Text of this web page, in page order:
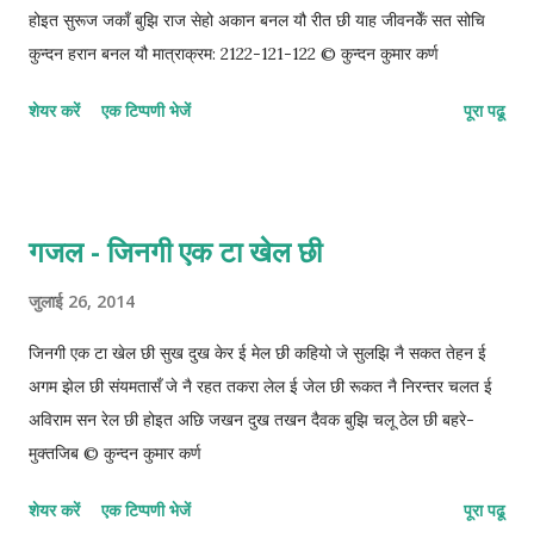
होइत सुरूज जकाँ बुझि राज सेहो अकान बनल यौ रीत छी याह जीवनकेँ सत सोचि
कुन्दन हरान बनल यौ मात्राक्रम: 2122-121-122 © कुन्दन कुमार कर्ण
शेयर करें एक टिप्पणी भेजें पूरा पढू
गजल - जिनगी एक टा खेल छी
जुलाई 26, 2014
जिनगी एक टा खेल छी सुख दुख केर ई मेल छी कहियो जे सुलझि नै सकत तेहन ई
अगम झेल छी संयमतासँ जे नै रहत तकरा लेल ई जेल छी रूकत नै निरन्तर चलत ई
अविराम सन रेल छी होइत अछि जखन दुख तखन दैवक बुझि चलू ठेल छी बहरे-
मुक्तजिब © कुन्दन कुमार कर्ण
शेयर करें एक टिप्पणी भेजें पूरा पढू